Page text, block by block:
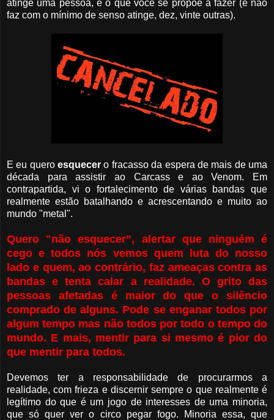
atinge uma pessoa, e o que você se propõe à fazer (e não
faz com o mínimo de senso atinge, dez, vinte outras).
E eu queroesquecer o fracasso da espera de mais de uma
década para assistir ao Carcass e ao Venom. Em
contrapartida, vi o fortalecimento de várias bandas que
realmente estão batalhando e acrescentando e muito ao
mundo "metal".
Quero "não esquecer”, alertar que ninguém é
cego e todos nós vemos quem luta do nosso
lado e quem, ao contrário, faz ameaças contra as
bandas e tenta calar a realidade. O grito das
pessoas afetadas é maior do que o silêncio
comprado de alguns. Pode se enganar todos por
algum tempo mas não todos por todo o tempo do
mundo. E mais, mentir para si mesmo é pior do
que mentir para todos.
Devemos ter a responsabilidade de procurarmos a
realidade, com frieza e discernir sempre o que realmente é
legítimo do que é um jogo de interesses de uma minoria,
que só quer ver o circo pegar fogo. Minoria essa, que